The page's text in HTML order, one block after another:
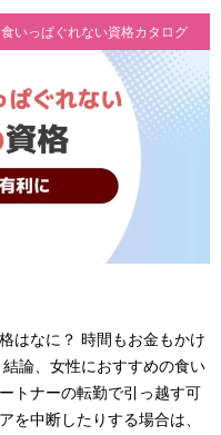
食いっぱぐれない資格カタログ
はなに？ 時間もお金もかけ
論、女性におすすめの食い
トナーの転勤で引っ越す可
を中断したりする場合は、